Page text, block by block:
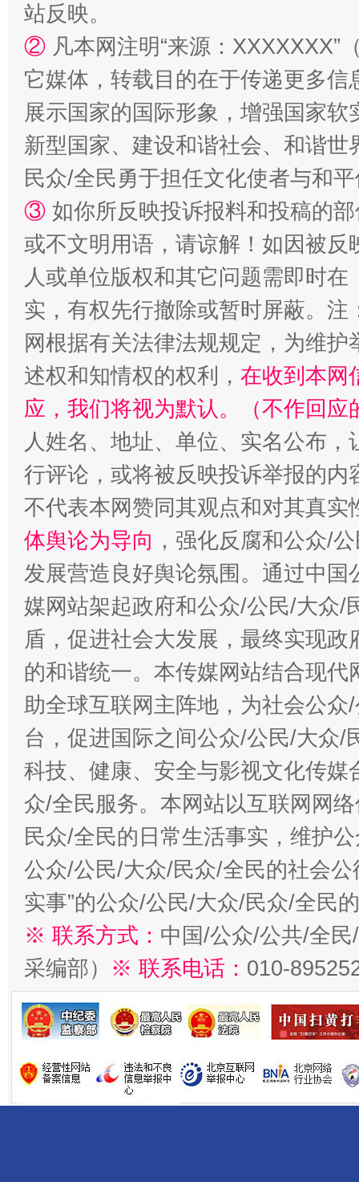
扯下公款旅游的“隐身衣” 如何以
“蜀中异人”王建安的艺术幻境
站反映。
② 凡本网注明“来源：
它媒体，转载目的在于传递更多
展示国家的国际形象，增强国家
新型国家、建设和谐社会、和谐
民众/全民勇于担任文化使者与和
③ 如你所反映投诉报料和投稿的
或不文明用语，请谅解！如因被
人或单位版权和其它问题需即时在
实，有权先行撤除或暂时屏蔽。
网根据有关法律法规规定，为维
述权和知情权的权利， 在收到本网
应，我们将视为默认。（不作回应
人姓名、地址、单位、实名公布
行评论，或将被反映投诉举报的
不代表本网赞同其观点和对其真实
体舆论为导向 ，强化反腐和公众/
发展营造良好舆论氛围。通过中
媒网站架起政府和公众/公民/大众/
盾，促进社会大发展，最终实现
的和谐统一。本传媒网站结合现
助全球互联网主阵地，为社会公
台，促进国际之间公众/公民/大众/
科技、健康、安全与影视文化传
众/全民服务。本网站以互联网网
民众/全民的日常生活事实，维护
公众/公民/大众/民众/全民的社会公
实事”的公众/公民/大众/民众/全民
※ 联系方式： 中国/公众/公共/全
采编部） ※ 联系电话： 010-